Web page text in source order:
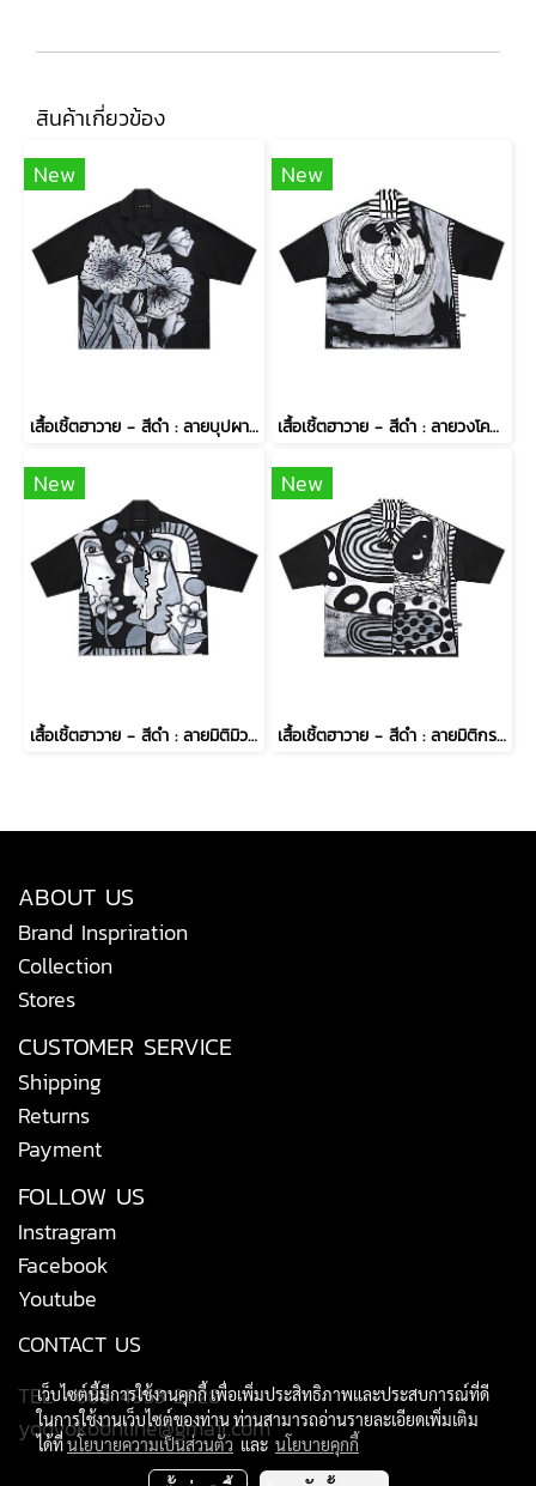
สินค้าเกี่ยวข้อง
New
เสื้อเชิ้ตฮาวาย - สีดำ : ลายบุปผารัตติกาล
New
เสื้อเชิ้ตฮาวาย - สีดำ : ลายวงโคจรรัตติกาล
New
เสื้อเชิ้ตฮาวาย - สีดำ : ลายมิติมิวส์สบตากับปทุมมาคราม
New
เสื้อเชิ้ตฮาวาย - สีดำ : ลายมิติกราฟิกรัตติกาล
ABOUT US
Brand Inspriration
Collection
Stores
CUSTOMER SERVICE
Shipping
Returns
Payment
FOLLOW US
Instragram
Facebook
Youtube
CONTACT US
TEL: +666 4953 2828
yodyokoonline@gmail.com
เว็บไซต์นี้มีการใช้งานคุกกี้ เพื่อเพิ่มประสิทธิภาพและประสบการณ์ที่ดี
ในการใช้งานเว็บไซต์ของท่าน ท่านสามารถอ่านรายละเอียดเพิ่มเติม
ได้ที่นโยบายความเป็นส่วนตัว และ นโยบายคุกกี้